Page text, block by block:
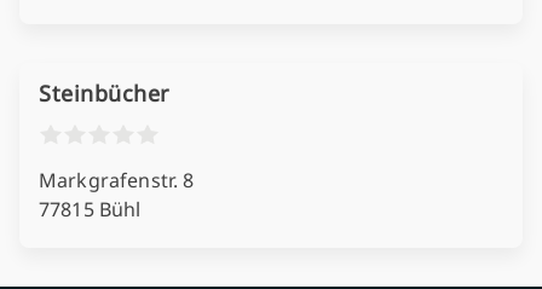
Steinbücher
Markgrafenstr. 8
77815 Bühl